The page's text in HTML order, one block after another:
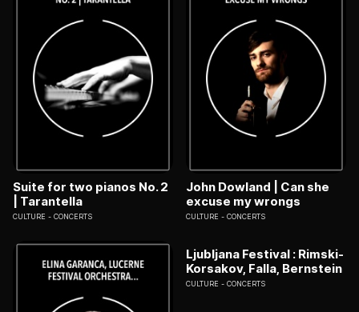
Suite for two pianos No. 2
| Tarantella
CULTURE CONCERTS
John Dowland | Can she
excuse my wrongs
CULTURE CONCERTS
Ljubljana Festival : Rimski-
Korsakov, Falla, Bernstein
CULTURE CONCERTS